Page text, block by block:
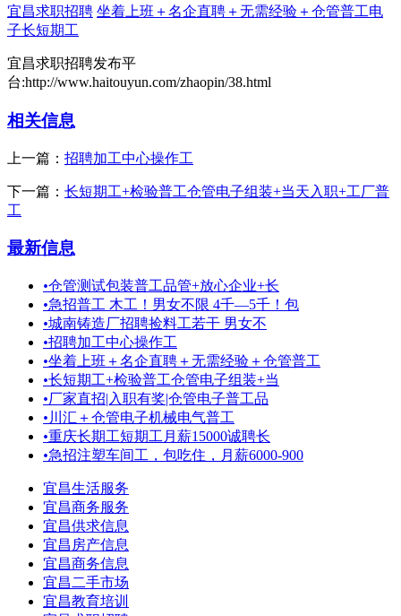
宜昌求职招聘 坐着上班＋名企直聘＋无需经验＋仓管普工电
子长短期工
宜昌求职招聘发布平
台:http://www.haitouyun.com/zhaopin/38.html
相关信息
上一篇： 招聘加工中心操作工
下一篇： 长短期工+检验普工仓管电子组装+当天入职+工厂普
工
最新信息
•仓管测试包装普工品管+放心企业+长
•急招普工 木工！男女不限 4千—5千！包
•城南铸造厂招聘捡料工若干 男女不
•招聘加工中心操作工
•坐着上班＋名企直聘＋无需经验＋仓管普工
•长短期工+检验普工仓管电子组装+当
•厂家直招|入职有奖|仓管电子普工品
• 川汇＋仓管电子机械电气普工
•重庆长期工短期工月薪15000诚聘长
•急招注塑车间工，包吃住，月薪6000-900
宜昌生活服务
宜昌商务服务
宜昌供求信息
宜昌房产信息
宜昌商务信息
宜昌二手市场
宜昌教育培训